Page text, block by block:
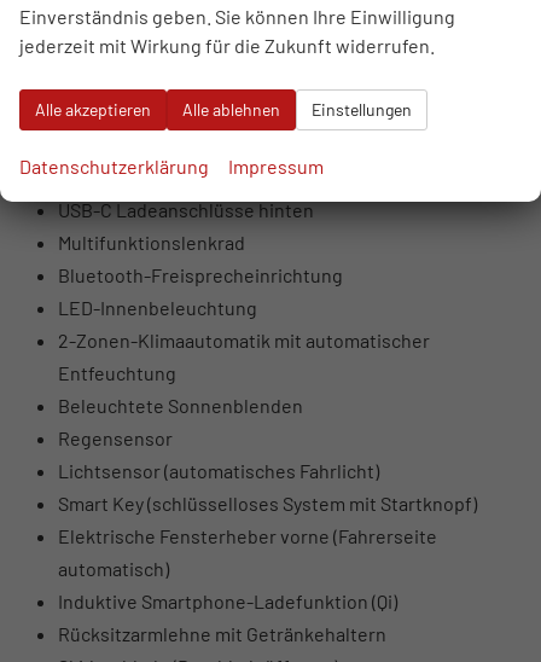
10,25" digitales Kombiinstrument
DAB+ Digitalradio
Hochtöner vorne (insgesamt 6 Lautsprecher)
Laden)
USB-C Ladeanschlüsse hinten
Multifunktionslenkrad
Bluetooth-Freisprecheinrichtung
LED-Innenbeleuchtung
2-Zonen-Klimaautomatik mit automatischer
Entfeuchtung
Beleuchtete Sonnenblenden
Regensensor
Lichtsensor (automatisches Fahrlicht)
Smart Key (schlüsselloses System mit Startknopf)
Elektrische Fensterheber vorne (Fahrerseite
automatisch)
Induktive Smartphone-Ladefunktion (Qi)
Rücksitzarmlehne mit Getränkehaltern
Einverständnis geben. Sie können Ihre Einwilligung
jederzeit mit Wirkung für die Zukunft widerrufen.
Alle akzeptieren Alle ablehnen Einstellungen
Datenschutzerklärung Impressum